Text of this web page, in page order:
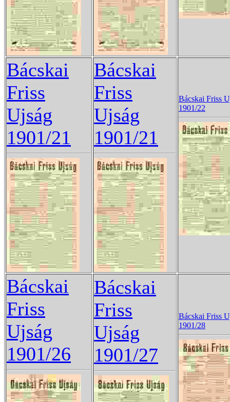
Bácskai
Friss
Ujság
1901/21
Bácskai
Friss
Ujság
1901/21
Bácskai Friss
1901/22
Bácskai
Friss
Ujság
1901/26
Bácskai
Friss
Ujság
1901/27
Bácskai Friss
1901/28